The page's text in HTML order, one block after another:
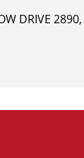
DRIVE